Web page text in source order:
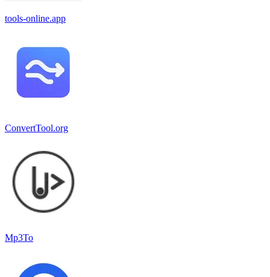
tools-online.app
ConvertTool.org
Mp3To